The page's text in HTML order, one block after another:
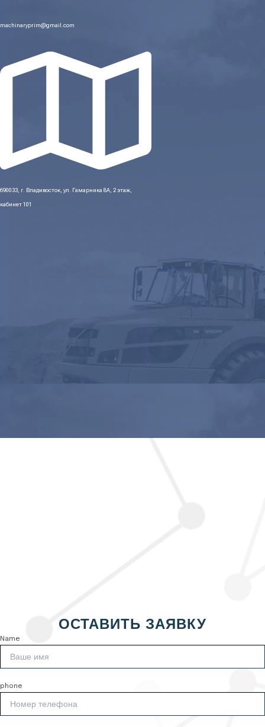
machinaryprim@gmail.com
690033, г. Владивосток, ул. Гамарника 8А, 2 этаж,
кабинет 101
ОСТАВИТЬ ЗАЯВКУ
Name
phone